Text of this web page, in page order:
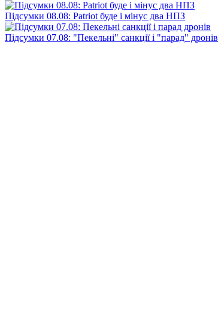
Підсумки 08.08: Patriot буде і мінус два НПЗ
Підсумки 07.08: "Пекельні" санкції і "парад" дронів